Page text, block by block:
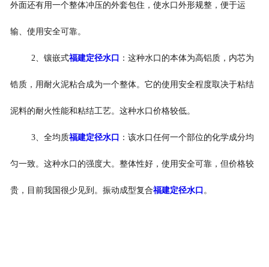
外面还有用一个整体冲压的外套包住，使水口外形规整，便于运
输、使用安全可靠。
2、镶嵌式福建定径水口 ：这种水口的本体为高铝质，内芯为
锆质，用耐火泥粘合成为一个整体。它的使用安全程度取决于粘结
泥料的耐火性能和粘结工艺。这种水口价格较低。
3、全均质福建定径水口 ：该水口任何一个部位的化学成分均
匀一致。这种水口的强度大。整体性好，使用安全可靠，但价格较
贵，目前我国很少见到。振动成型复合福建定径水口 。